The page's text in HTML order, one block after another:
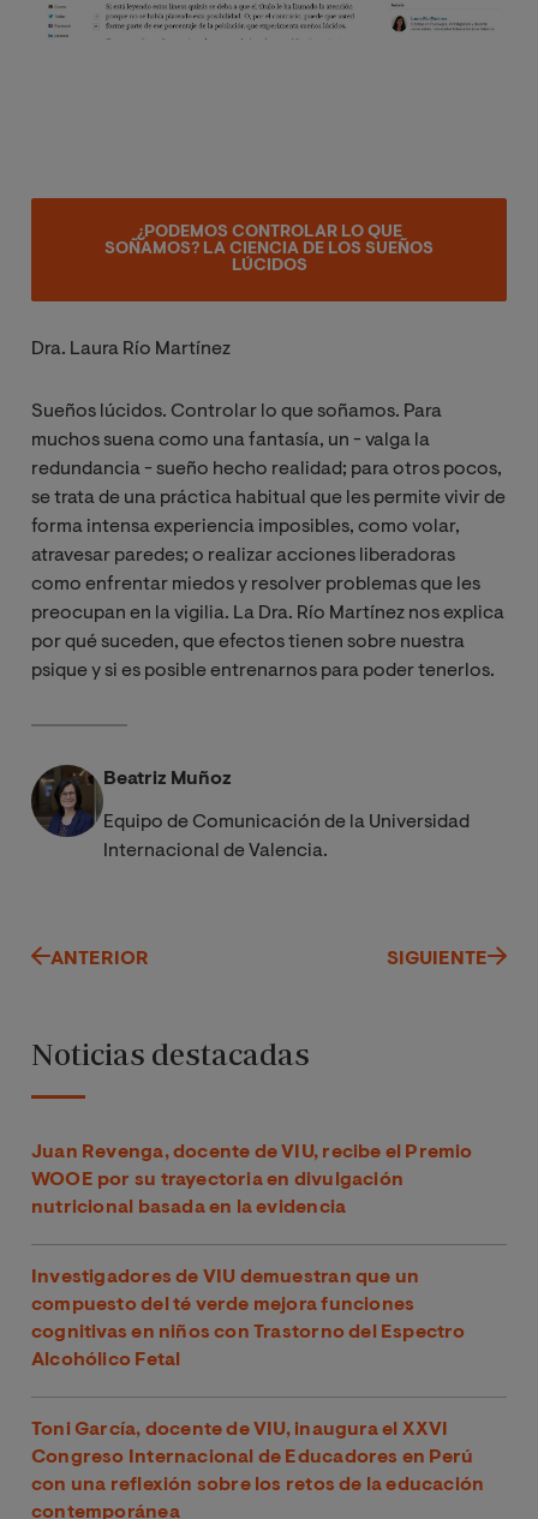
¿PODEMOS CONTROLAR LO QUE
SOÑAMOS? LA CIENCIA DE LOS SUEÑOS
LÚCIDOS
Dra. Laura Río Martínez
Sueños lúcidos. Controlar lo que soñamos. Para
muchos suena como una fantasía, un - valga la
redundancia - sueño hecho realidad; para otros pocos,
se trata de una práctica habitual que les permite vivir de
forma intensa experiencia imposibles, como volar,
atravesar paredes; o realizar acciones liberadoras
como enfrentar miedos y resolver problemas que les
preocupan en la vigilia. La Dra. Río Martínez nos explica
por qué suceden, que efectos tienen sobre nuestra
psique y si es posible entrenarnos para poder tenerlos.
Beatriz Muñoz
Equipo de Comunicación de la Universidad
Internacional de Valencia.
ANTERIOR SIGUIENTE
Noticias destacadas
Juan Revenga, docente de VIU, recibe el Premio
WOOE por su trayectoria en divulgación
nutricional basada en la evidencia
Investigadores de VIU demuestran que un
compuesto del té verde mejora funciones
cognitivas en niños con Trastorno del Espectro
Alcohólico Fetal
Toni García, docente de VIU, inaugura el XXVI
Congreso Internacional de Educadores en Perú
con una reflexión sobre los retos de la educación
contemporánea